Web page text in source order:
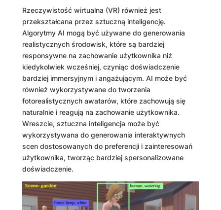
Rzeczywistość wirtualna (VR) również jest
przekształcana przez sztuczną inteligencję.
Algorytmy AI mogą być używane do generowania
realistycznych środowisk, które są bardziej
responsywne na zachowanie użytkownika niż
kiedykolwiek wcześniej, czyniąc doświadczenie
bardziej immersyjnym i angażującym. AI może być
również wykorzystywane do tworzenia
fotorealistycznych awatarów, które zachowują się
naturalnie i reagują na zachowanie użytkownika.
Wreszcie, sztuczna inteligencja może być
wykorzystywana do generowania interaktywnych
scen dostosowanych do preferencji i zainteresowań
użytkownika, tworząc bardziej spersonalizowane
doświadczenie.